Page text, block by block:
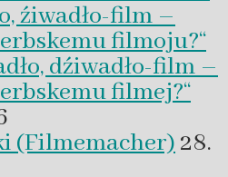
źiwadło-film –
filmoju?“
dźiwadło-film –
filmej?“
(Filmemacher)28.